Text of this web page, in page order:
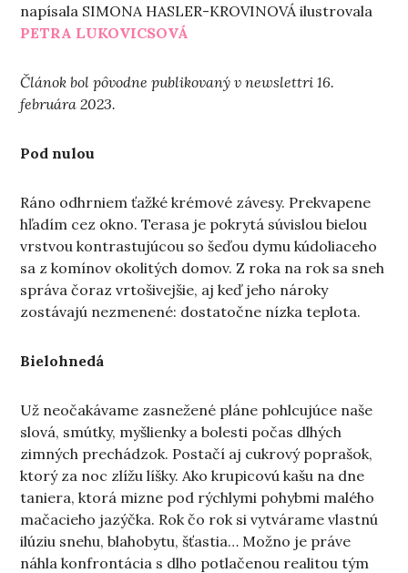
napísala SIMONA HASLER-KROVINOVÁ ilustrovala
PETRA LUKOVICSOVÁ
Článok bol pôvodne publikovaný v newslettri 16.
februára 2023.
Pod nulou
Ráno odhrniem ťažké krémové závesy. Prekvapene
hľadím cez okno. Terasa je pokrytá súvislou bielou
vrstvou kontrastujúcou so šeďou dymu kúdoliaceho
sa z komínov okolitých domov. Z roka na rok sa sneh
správa čoraz vrtošivejšie, aj keď jeho nároky
zostávajú nezmenené: dostatočne nízka teplota.
Bielohnedá
Už neočakávame zasnežené pláne pohlcujúce naše
slová, smútky, myšlienky a bolesti počas dlhých
zimných prechádzok. Postačí aj cukrový poprašok,
ktorý za noc zlížu líšky. Ako krupicovú kašu na dne
taniera, ktorá mizne pod rýchlymi pohybmi malého
mačacieho jazýčka. Rok čo rok si vytvárame vlastnú
ilúziu snehu, blahobytu, šťastia… Možno je práve
náhla konfrontácia s dlho potlačenou realitou tým